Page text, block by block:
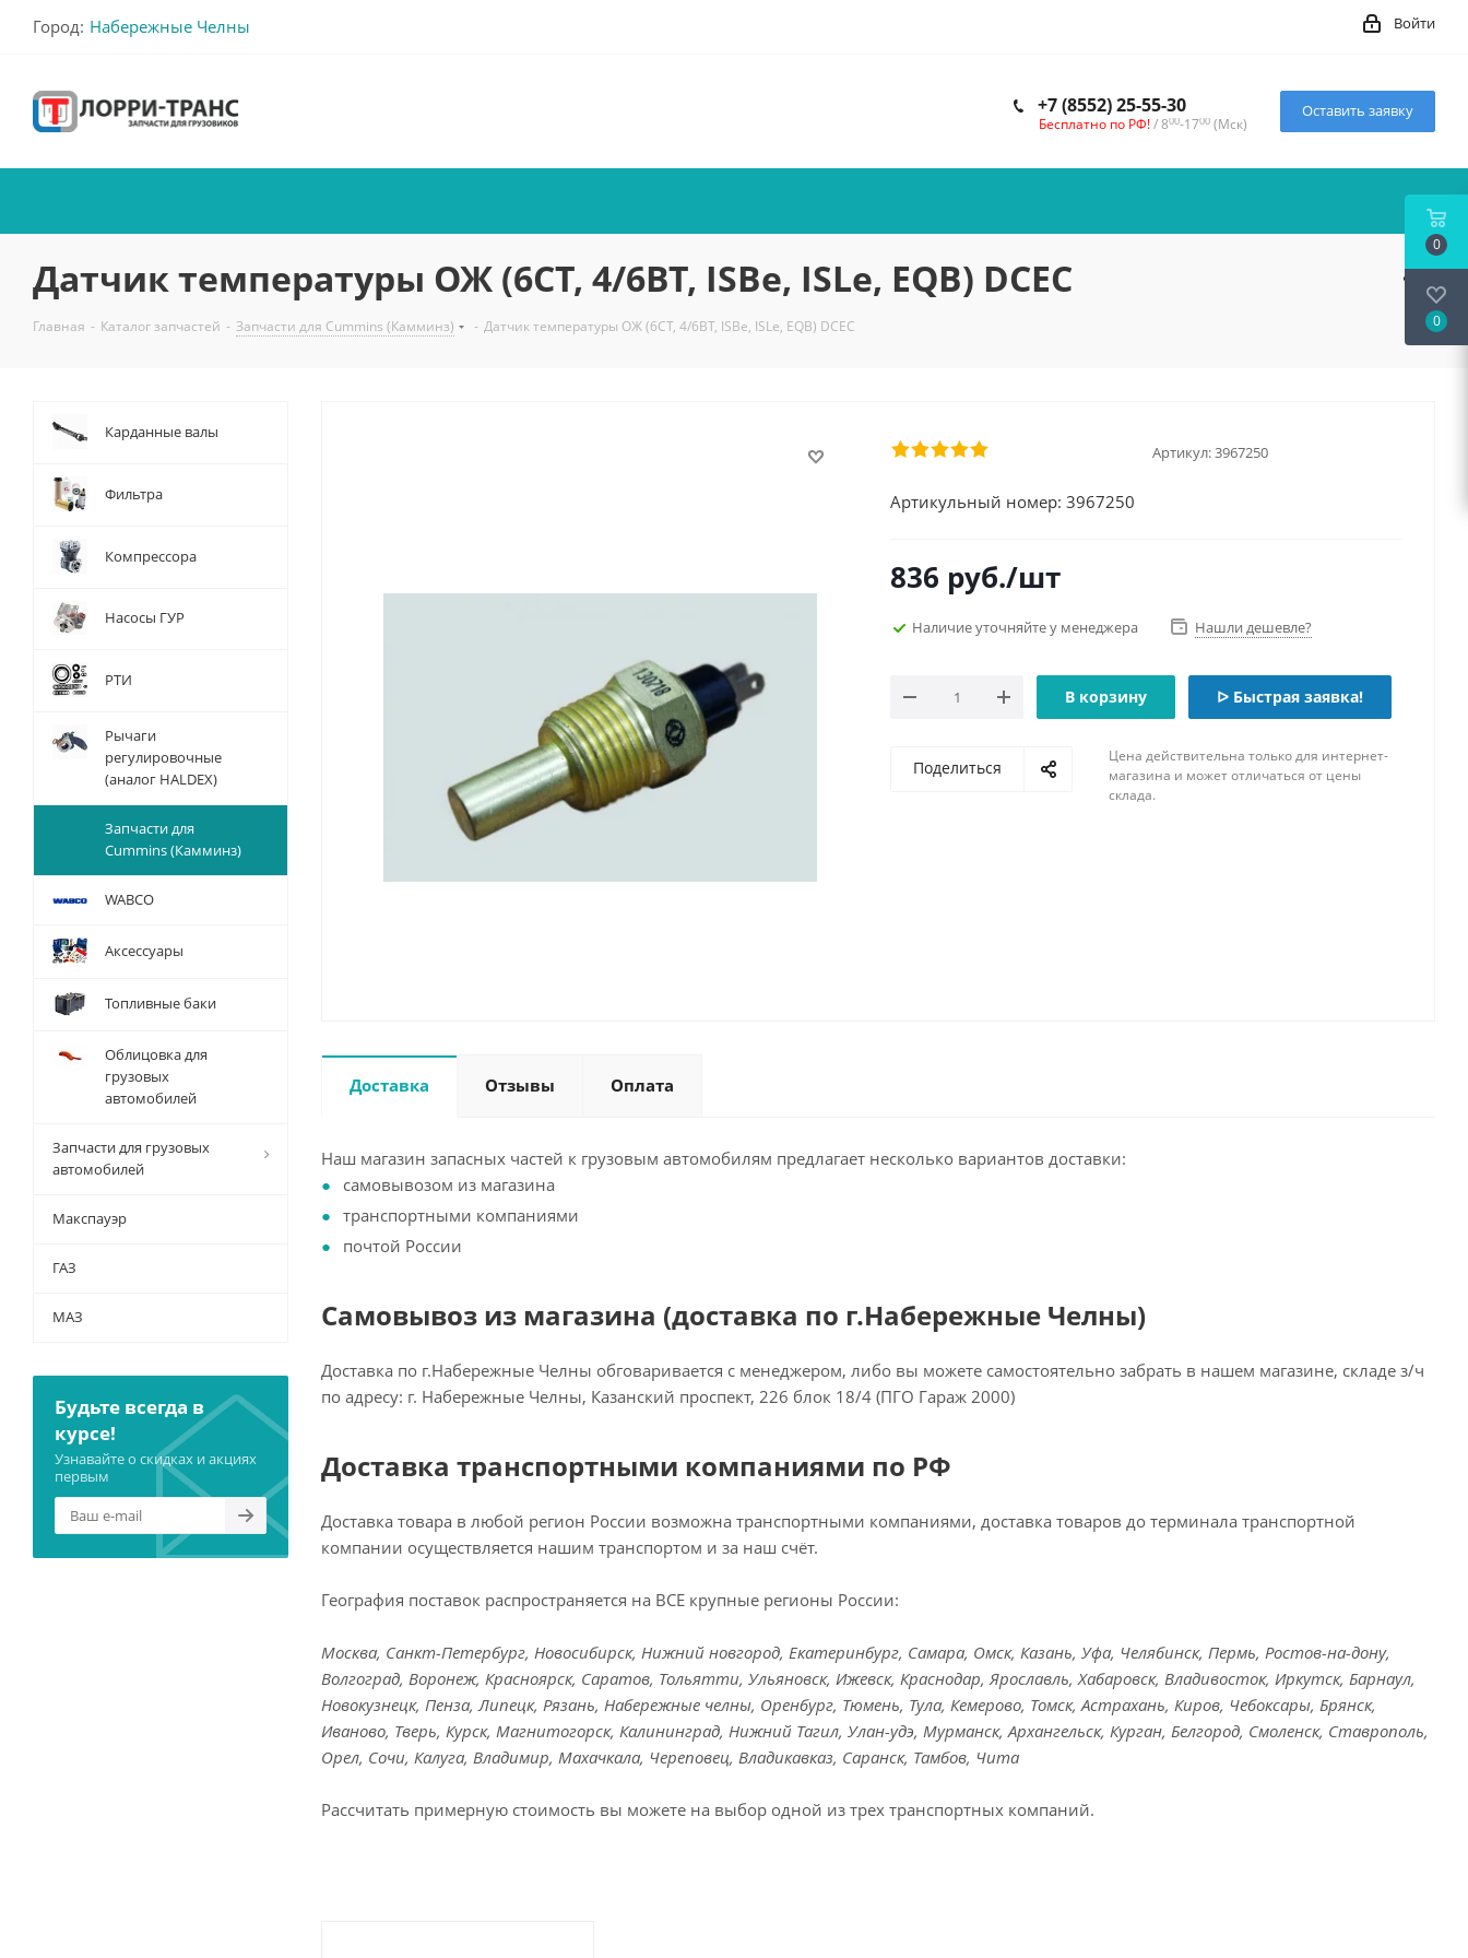
Город: Набережные Челны Войти
+7 (8552) 25-55-30
Бесплатно по РФ!/ 800-1700 (Мск)
Оставить заявку
Датчик температуры ОЖ (6CT, 4/6BT, ISBe, ISLe, EQB) DCEC
Главная - Каталог запчастей - Запчасти для Cummins (Камминз) - Датчик температуры ОЖ (6CT, 4/6BT, ISBe, ISLe, EQB) DCEC
Артикул:3967250
Артикульный номер: 3967250
836 руб./шт
Наличие уточняйте у менеджера Нашли дешевле?
В корзину ᐅ Быстрая заявка!
Поделиться
Цена действительна только для интернет-
магазина и может отличаться от цены
склада.
Доставка Отзывы Оплата
Наш магазин запасных частей к грузовым автомобилям предлагает несколько вариантов доставки:
самовывозом из магазина
транспортными компаниями
почтой России
Самовывоз из магазина (доставка по г.Набережные Челны)
Доставка по г.Набережные Челны обговаривается с менеджером, либо вы можете самостоятельно забрать в нашем магазине, складе з/ч
по адресу: г. Набережные Челны, Казанский проспект, 226 блок 18/4 (ПГО Гараж 2000)
Доставка транспортными компаниями по РФ
Доставка товара в любой регион России возможна транспортными компаниями, доставка товаров до терминала транспортной
компании осуществляется нашим транспортом и за наш счёт.
География поставок распространяется на ВСЕ крупные регионы России:
Москва, Санкт-Петербург, Новосибирск, Нижний новгород, Екатеринбург, Самара, Омск, Казань, Уфа, Челябинск, Пермь, Ростов-на-дону,
Волгоград, Воронеж, Красноярск, Саратов, Тольятти, Ульяновск, Ижевск, Краснодар, Ярославль, Хабаровск, Владивосток, Иркутск, Барнаул,
Новокузнецк, Пенза, Липецк, Рязань, Набережные челны, Оренбург, Тюмень, Тула, Кемерово, Томск, Астрахань, Киров, Чебоксары, Брянск,
Иваново, Тверь, Курск, Магнитогорск, Калининград, Нижний Тагил, Улан-удэ, Мурманск, Архангельск, Курган, Белгород, Смоленск, Ставрополь,
Орел, Сочи, Калуга, Владимир, Махачкала, Череповец, Владикавказ, Саранск, Тамбов, Чита
Рассчитать примерную стоимость вы можете на выбор одной из трех транспортных компаний.
Карданные валы
Фильтра
Компрессора
Насосы ГУР
РТИ
Рычаги
регулировочные
(аналог HALDEX)
Запчасти для
Cummins (Камминз)
WABCO
Аксессуары
Топливные баки
Облицовка для
грузовых
автомобилей
Запчасти для грузовых
автомобилей
Макспауэр
ГАЗ
МАЗ
Будьте всегда в
курсе!
Узнавайте о скидках и акциях
первым
0
0